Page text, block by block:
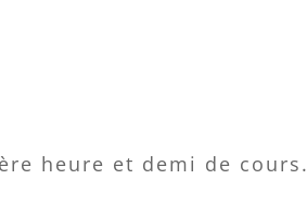
heure et demi de cours.